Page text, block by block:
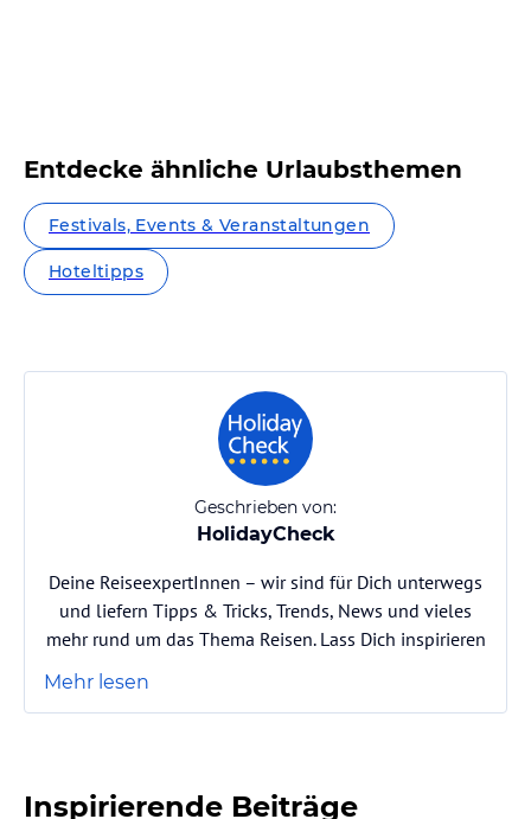
Entdecke ähnliche Urlaubsthemen
Festivals, Events & Veranstaltungen
Hoteltipps
Geschrieben von:
HolidayCheck
Deine ReiseexpertInnen – wir sind für Dich unterwegs
und liefern Tipps & Tricks, Trends, News und vieles
mehr rund um das Thema Reisen. Lass Dich inspirieren
Mehr lesen
Inspirierende Beiträge